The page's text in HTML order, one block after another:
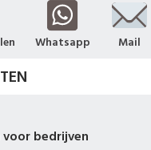
Whatsapp Mail
voor bedrijven